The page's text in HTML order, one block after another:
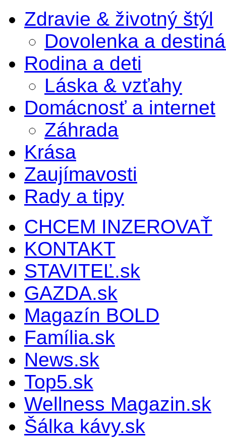
Zdravie & životný štýl
Dovolenka a
Rodina a deti
Láska & vzťahy
Domácnosť a internet
Záhrada
Krása
Zaujímavosti
Rady a tipy
CHCEM INZEROVAŤ
KONTAKT
STAVITEĽ.sk
GAZDA.sk
Magazín BOLD
Família.sk
News.sk
Top5.sk
Wellness Magazin.sk
Šálka kávy.sk